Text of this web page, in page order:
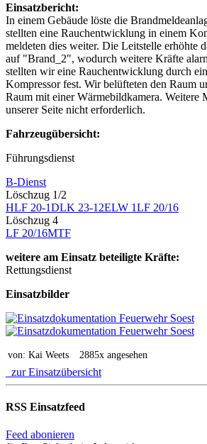
Einsatzbericht:
In einem Gebäude löste die
stellten eine Rauchentwicklung in einem
meldeten dies weiter. Die Leitstelle erhöhte
auf "Brand_2", wodurch weitere Kräfte
stellten wir eine Rauchentwicklung durch
Kompressor fest. Wir belüfteten den Raum
Raum mit einer Wärmebildkamera. Weitere
unserer Seite nicht erforderlich.
Fahrzeugübersicht:
Führungsdienst
B-Dienst
Löschzug 1/2
HLF 20-1DLK 23-12ELW 1LF 20/16
Löschzug 4
LF 20/16MTF
weitere am Einsatz beteiligte Kräfte:
Rettungsdienst
Einsatzbilder
von: Kai Weets 2885x angesehen
zur Einsatzübersicht
RSS Einsatzfeed
Feed abonieren